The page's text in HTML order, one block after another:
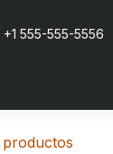
+1 555-555-5556